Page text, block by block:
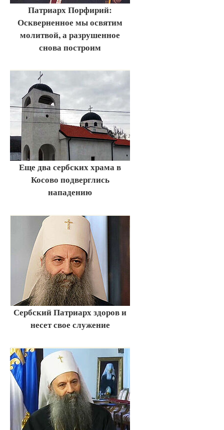
Патриарх Порфирий:
Оскверненное мы освятим
молитвой, а разрушенное
снова построим
Еще два сербских храма в
Косово подверглись
нападению
Сербский Патриарх здоров и
несет свое служение